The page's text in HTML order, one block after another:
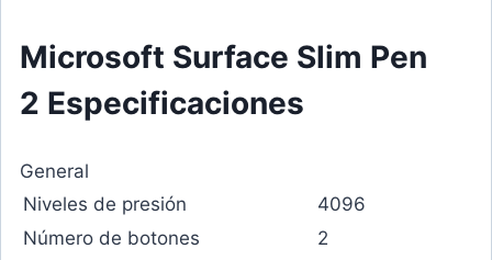
Microsoft Surface Slim Pen
2 Especificaciones
General
Niveles de presión
4096
Número de botones
2